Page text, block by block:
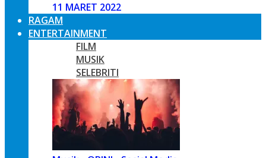
11 MARET 2022
RAGAM
ENTERTAINMENT
FILM
MUSIK
SELEBRITI